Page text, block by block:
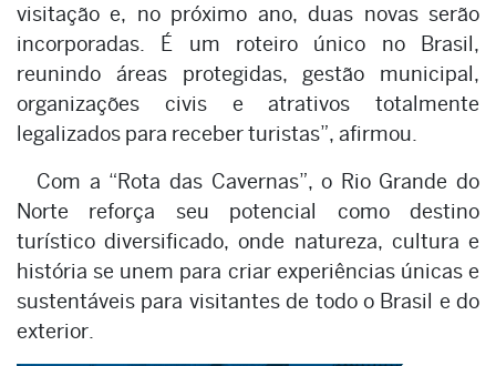
visitação e, no próximo ano, duas novas serão
incorporadas. É um roteiro único no Brasil,
reunindo áreas protegidas, gestão municipal,
organizações civis e atrativos totalmente
legalizados para receber turistas”, afirmou.
Com a “Rota das Cavernas”, o Rio Grande do
Norte reforça seu potencial como destino
turístico diversificado, onde natureza, cultura e
história se unem para criar experiências únicas e
sustentáveis para visitantes de todo o Brasil e do
exterior.